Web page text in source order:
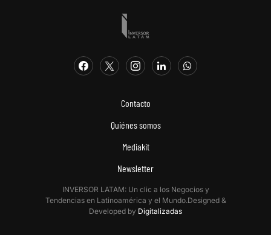
Contacto
Quiénes somos
Mediakit
Newsletter
INVERSOR LATAM: Un clic a los Negocios y
Tendencias en Latinoamérica y el Mundo.Designed &
Developed by Digitalizadas